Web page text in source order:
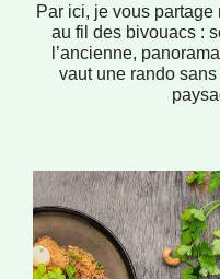
Par ici, je vous
au fil des bivouacs :
l’ancienne,
vaut une rando